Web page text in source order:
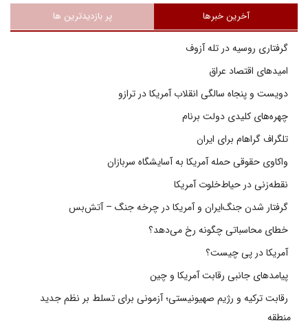
آخرین خبرها پر بازدیدترین ها
گرفتاری روسیه در تله آزوف
امیدهای اقتصاد عراق
دویست و پنجاه سالگی انقلاب آمریکا در ترازو
چهره‌های کلیدی دولت برنام
تلگراف گراهام برای ایران
واکاوی حقوقی حمله آمریکا به آسایشگاه سربازان
نقطه‌زنی در حیاط‌خلوت آمریکا
گرفتار شدن جنگ‌ایران و آمریکا در چرخه جنگ – آتش‌بس
خطای محاسباتی چگونه رخ می‌دهد؟
آمریکا در پی چیست؟
پیامدهای جانبی رقابت آمریکا و چین
رقابت ترکیه و رژیم صهیونیستی؛ آزمونی برای تسلط بر نظم جدید
منطقه